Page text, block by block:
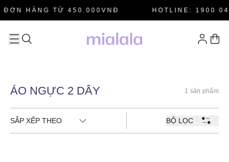
ĐƠN HÀNG TỪ 450.000VNĐ HOTLINE: 1900
ÁO NGỰC 2 DÂY 1 sản phẩm
SẮP XẾP THEO BỘ LỌC